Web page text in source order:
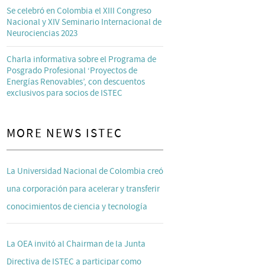
Se celebró en Colombia el XIII Congreso
Nacional y XIV Seminario Internacional de
Neurociencias 2023
Charla informativa sobre el Programa de
Posgrado Profesional ‘Proyectos de
Energías Renovables’, con descuentos
exclusivos para socios de ISTEC
MORE NEWS ISTEC
La Universidad Nacional de Colombia creó
una corporación para acelerar y transferir
conocimientos de ciencia y tecnología
La OEA invitó al Chairman de la Junta
Directiva de ISTEC a participar como